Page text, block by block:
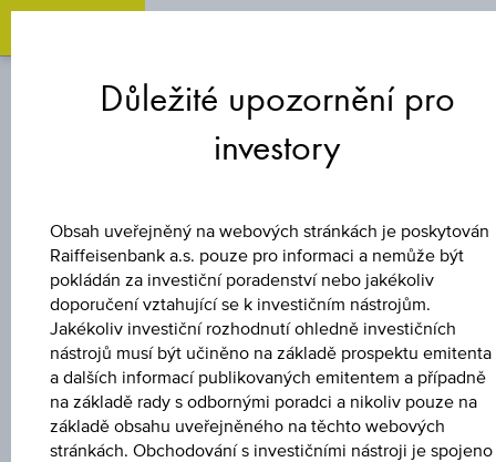
BONUSOVÝ CERTIFIKÁT
5,5 %
EUROPA/USA
4
Důležité upozornění pro
investory
Obsah uveřejněný na webových stránkách je poskytován
Raiffeisenbank a.s. pouze pro informaci a nemůže být
pokládán za investiční poradenství nebo jakékoliv
doporučení vztahující se k investičním nástrojům.
Jakékoliv investiční rozhodnutí ohledně investičních
nástrojů musí být učiněno na základě prospektu emitenta
a dalších informací publikovaných emitentem a případně
na základě rady s odbornými poradci a nikoliv pouze na
základě obsahu uveřejněného na těchto webových
stránkách. Obchodování s investičními nástroji je spojeno